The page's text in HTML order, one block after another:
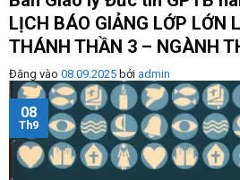
LỊCH BÁO GIẢNG LỚP LỚN
THÁNH THẦN 3 – NGÀNH
Đăng vào 08.09.2025 bởi admin
08
Th9